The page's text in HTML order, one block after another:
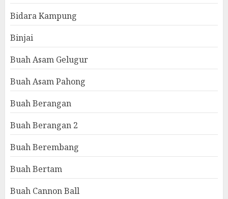
Bidara Kampung
Binjai
Buah Asam Gelugur
Buah Asam Pahong
Buah Berangan
Buah Berangan 2
Buah Berembang
Buah Bertam
Buah Cannon Ball